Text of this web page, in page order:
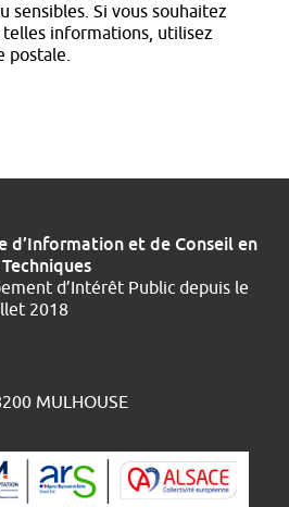
sensibles. Si vous souhaitez
informations, utilisez
postale.
d’Information et de Conseil en
d’Intérêt Public depuis le
2018
MULHOUSE